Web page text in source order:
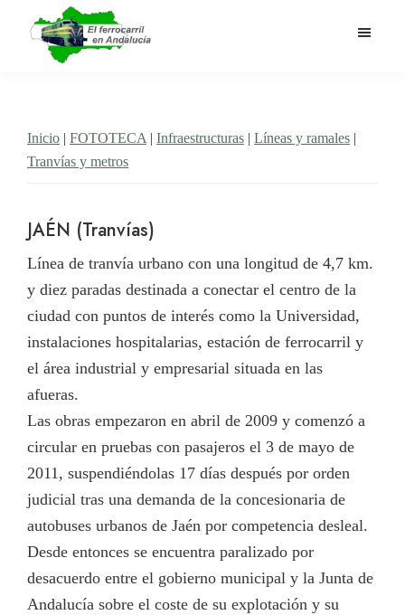
contenido
Andalucía
ferrocarril
en
Inicio | FOTOTECA | Infraestructuras | Líneas y ramales |
Tranvías y metros
JAÉN (Tranvías)
Línea de tranvía urbano con una longitud de 4,7 km.
y diez paradas destinada a conectar el centro de la
ciudad con puntos de interés como la Universidad,
instalaciones hospitalarias, estación de ferrocarril y
el área industrial y empresarial situada en las
afueras.
Las obras empezaron en abril de 2009​ y comenzó a
circular en pruebas con pasajeros el 3 de mayo de
2011, suspendiéndolas 17 días después por orden
judicial tras una demanda de la concesionaria de
autobuses urbanos de Jaén por competencia desleal.
Desde entonces se encuentra paralizado por
desacuerdo entre el gobierno municipal y la Junta de
Andalucía sobre el coste de su explotación y su